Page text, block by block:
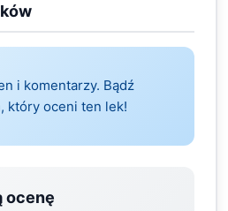
i komentarzy. Bądź
który oceni ten lek!
ocenę